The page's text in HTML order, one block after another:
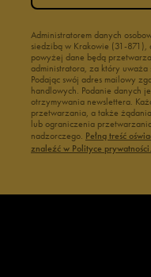
Administratorem danych
siedzibą w Krakowie (31-
powyżej dane będą
administratora, za który uważa
Podając swój adres mailowy
handlowych. Podanie danych
otrzymywania newslettera.
przetwarzania, a także
lub ograniczenia
nadzorczego. Pełną treść
znaleźć w Polityce prywatności.